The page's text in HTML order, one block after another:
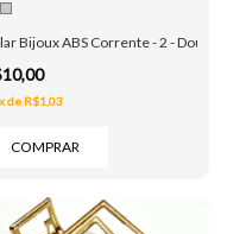
e Prata
Bijoux ABS Corrente - 2 -
xde R$1,03
COMPRAR